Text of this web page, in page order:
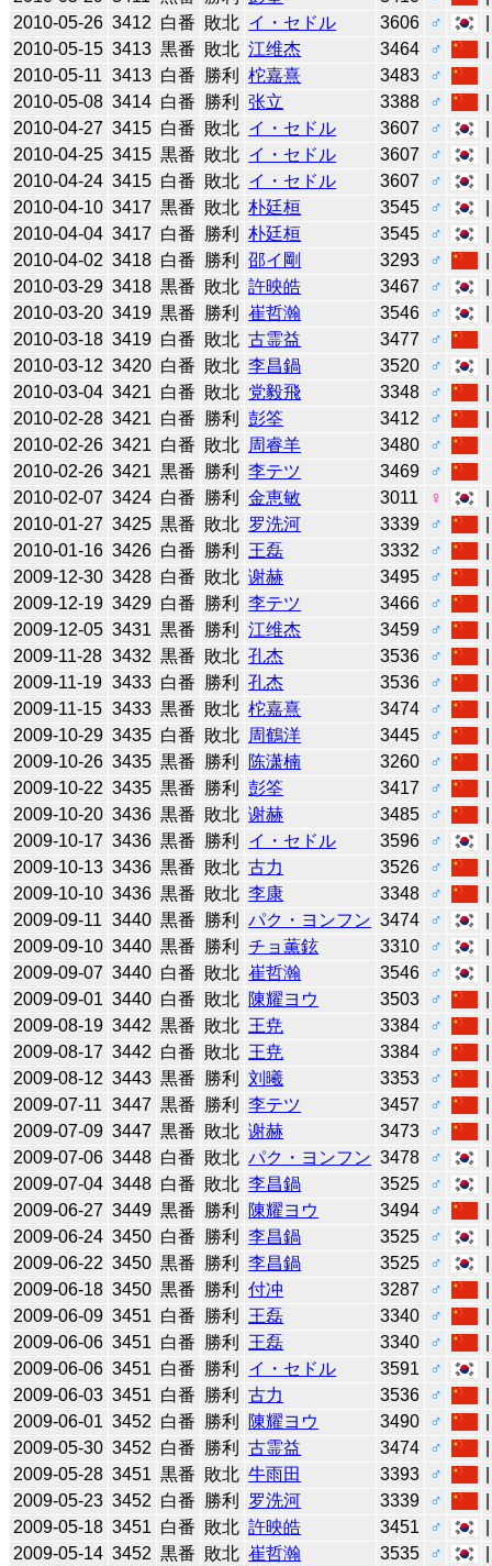
2010-05-26 3412 白番 敗北 イ・セドル 3606 ♂
2010-05-15 3413 黒番 敗北 江维杰 3464 ♂
2010-05-11 3413 白番 勝利 柁嘉熹 3483
♂
2010-05-08 3414 白番 勝利 张立 3388 ♂
2010-04-27 3415 白番 敗北 イ・セドル 3607 ♂
2010-04-25 3415 黒番 敗北 イ・セドル 3607 ♂
2010-04-24 3415 白番 敗北 イ・セドル 3607 ♂
2010-04-10 3417 黒番 敗北 朴廷桓 3545 ♂
2010-04-04 3417 白番 勝利 朴廷桓 3545 ♂
2010-04-02 3418 白番 勝利 邵イ剛 3293 ♂
2010-03-29 3418 黒番 敗北 許映皓 3467 ♂
2010-03-20 3419 黒番 勝利 崔哲瀚 3546 ♂
2010-03-18 3419 白番 敗北 古霊益 3477
♂
2010-03-12 3420 白番 敗北 李昌鍋 3520 ♂
2010-03-04 3421 白番 敗北 党毅飛 3348 ♂
2010-02-28 3421 白番 勝利 彭筌 3412 ♂
2010-02-26 3421 白番 敗北 周睿羊 3480
♂
2010-02-26 3421 黒番 勝利 李テツ 3469
♂
2010-02-07 3424 白番 勝利 金恵敏 3011 ♀
2010-01-27 3425 黒番 敗北 罗洗河 3339 ♂
2010-01-16 3426 白番 勝利 王磊 3332 ♂
2009-12-30 3428 白番 敗北 谢赫 3495 ♂
2009-12-19 3429 白番 勝利 李テツ 3466 ♂
2009-12-05 3431 黒番 勝利 江维杰 3459 ♂
2009-11-28 3432 黒番 敗北 孔杰 3536 ♂
2009-11-19 3433 白番 勝利 孔杰 3536 ♂
2009-11-15 3433 黒番 敗北 柁嘉熹 3474 ♂
2009-10-29 3435 白番 敗北 周鶴洋 3445 ♂
2009-10-26 3435 黒番 勝利 陈潇楠 3260 ♂
2009-10-22 3435 黒番 勝利 彭筌 3417 ♂
2009-10-20 3436 黒番 敗北 谢赫 3485 ♂
2009-10-17 3436 黒番 勝利 イ・セドル 3596 ♂
2009-10-13 3436 黒番 敗北 古力 3526 ♂
2009-10-10 3436 黒番 敗北 李康 3348 ♂
2009-09-11 3440 黒番 勝利 パク・ヨンフン 3474 ♂
2009-09-10 3440 黒番 勝利 チョ薫鉉 3310 ♂
2009-09-07 3440 白番 敗北 崔哲瀚 3546 ♂
2009-09-01 3440 白番 敗北 陳耀ヨウ 3503 ♂
2009-08-19 3442 黒番 敗北 王尭 3384 ♂
2009-08-17 3442 白番 敗北 王尭 3384 ♂
2009-08-12 3443 黒番 勝利 刘曦 3353 ♂
2009-07-11 3447 黒番 勝利 李テツ 3457 ♂
2009-07-09 3447 黒番 敗北 谢赫 3473 ♂
2009-07-06 3448 白番 敗北 パク・ヨンフン 3478 ♂
2009-07-04 3448 白番 敗北 李昌鍋 3525 ♂
2009-06-27 3449 黒番 勝利 陳耀ヨウ 3494 ♂
2009-06-24 3450 白番 勝利 李昌鍋 3525 ♂
2009-06-22 3450 黒番 勝利 李昌鍋 3525 ♂
2009-06-18 3450 黒番 勝利 付冲 3287 ♂
2009-06-09 3451 白番 勝利 王磊 3340 ♂
2009-06-06 3451 白番 勝利 王磊 3340 ♂
2009-06-06 3451 白番 勝利 イ・セドル 3591 ♂
2009-06-03 3451 白番 勝利 古力 3536 ♂
2009-06-01 3452 白番 勝利 陳耀ヨウ 3490 ♂
2009-05-30 3452 白番 勝利 古霊益 3474 ♂
2009-05-28 3451 黒番 敗北 牛雨田 3393 ♂
2009-05-23 3452 白番 勝利 罗洗河 3339 ♂
2009-05-18 3451 白番 敗北 許映皓 3451 ♂
2009-05-14 3452 黒番 敗北 崔哲瀚 3535 ♂